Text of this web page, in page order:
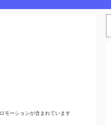
モーションが含まれています